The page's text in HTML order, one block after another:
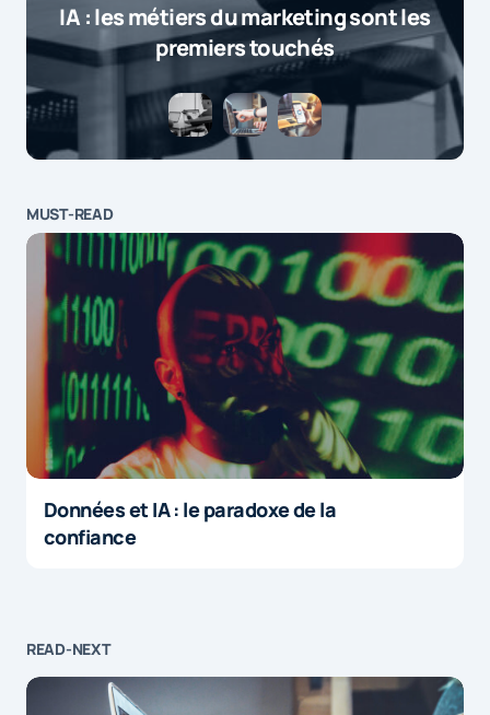
IA : les métiers du marketing sont les
premiers touchés
MUST-READ
Données et IA : le paradoxe de la
confiance
READ-NEXT